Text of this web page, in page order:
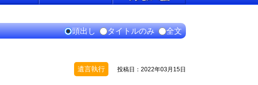
頭出し タイトルのみ 全文
遺言執行 投稿日：2022年03月15日